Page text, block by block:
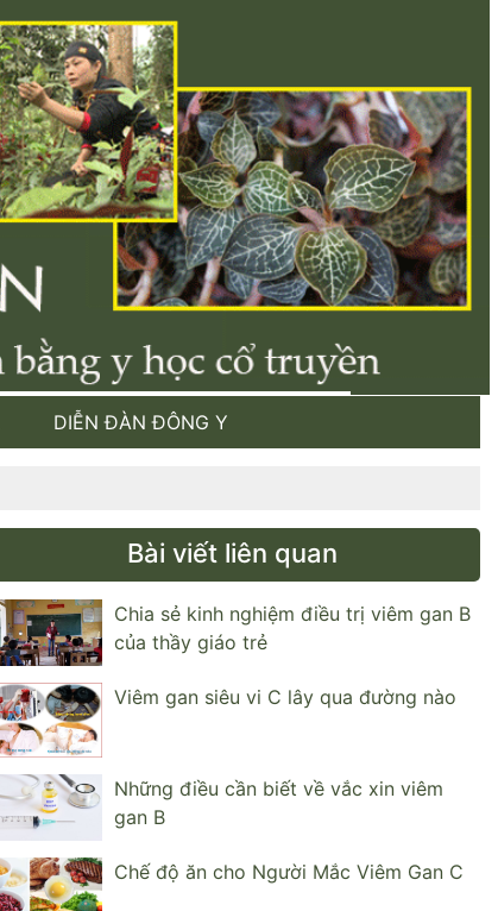
DIỄN ĐÀN ĐÔNG Y
Bài viết liên quan
Chia sẻ kinh nghiệm điều trị viêm gan B
của thầy giáo trẻ
Viêm gan siêu vi C lây qua đường nào
Những điều cần biết về vắc xin viêm
gan B
Chế độ ăn cho Người Mắc Viêm Gan C